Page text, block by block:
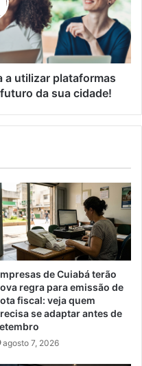
a utilizar plataformas
da sua cidade!
de Cuiabá terão
regra para emissão de
fiscal: veja quem
se adaptar antes de
agosto 7, 2026